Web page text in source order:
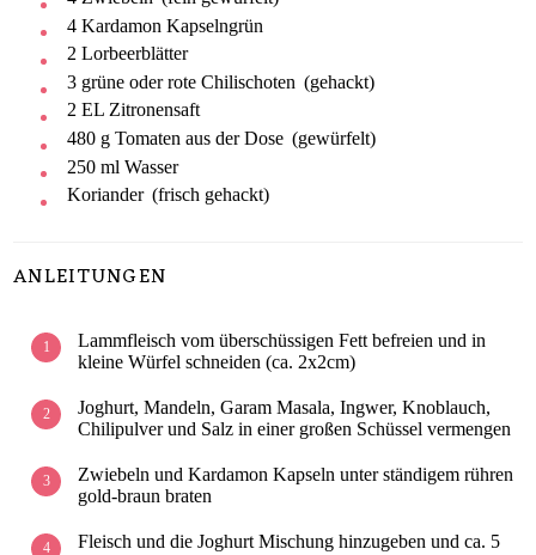
4 Kardamon Kapselngrün
2 Lorbeerblätter
3 grüne oder rote Chilischoten (gehackt)
2 EL Zitronensaft
480 g Tomaten aus der Dose (gewürfelt)
250 ml Wasser
Koriander (frisch gehackt)
ANLEITUNGEN
Lammfleisch vom überschüssigen Fett befreien und in
kleine Würfel schneiden (ca. 2x2cm)
Joghurt, Mandeln, Garam Masala, Ingwer, Knoblauch,
Chilipulver und Salz in einer großen Schüssel vermengen
Zwiebeln und Kardamon Kapseln unter ständigem rühren
gold-braun braten
Fleisch und die Joghurt Mischung hinzugeben und ca. 5